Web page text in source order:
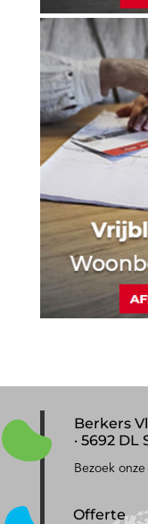
Berkers
· 5692
Bezoek
Offerte